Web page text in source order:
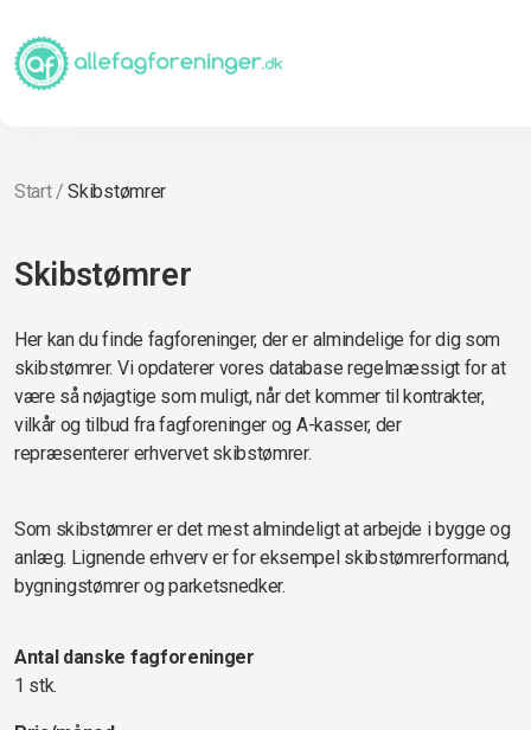
Start/Skibstømrer
Skibstømrer
Her kan du finde fagforeninger, der er almindelige for dig som
skibstømrer. Vi opdaterer vores database regelmæssigt for at
være så nøjagtige som muligt, når det kommer til kontrakter,
vilkår og tilbud fra fagforeninger og A-kasser, der
repræsenterer erhvervet skibstømrer.
Som skibstømrer er det mest almindeligt at arbejde i bygge og
anlæg. Lignende erhverv er for eksempel skibstømrerformand,
bygningstømrer og parketsnedker.
Antal danske fagforeninger
1 stk.